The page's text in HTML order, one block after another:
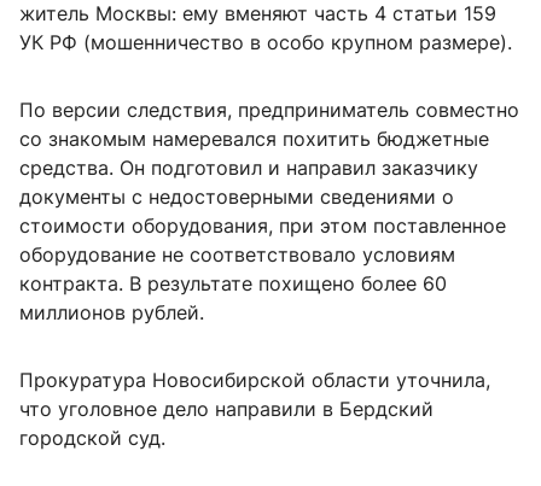
житель Москвы: ему вменяют часть 4 статьи 159
УК РФ (мошенничество в особо крупном размере).
По версии следствия, предприниматель совместно
со знакомым намеревался похитить бюджетные
средства. Он подготовил и направил заказчику
документы с недостоверными сведениями о
стоимости оборудования, при этом поставленное
оборудование не соответствовало условиям
контракта. В результате похищено более 60
миллионов рублей.
Прокуратура Новосибирской области уточнила,
что уголовное дело направили в Бердский
городской суд.